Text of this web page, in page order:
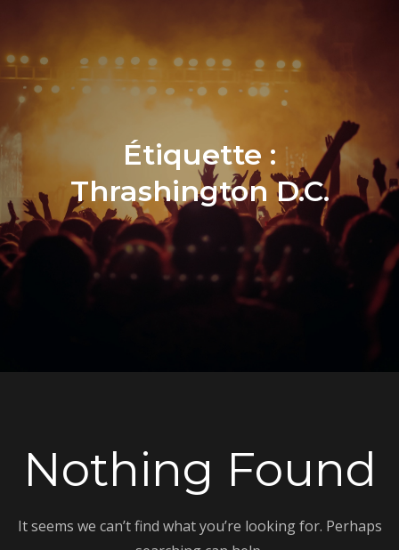
Étiquette :
Thrashington D.C.
Nothing Found
It seems we can’t find what you’re looking for. Perhaps